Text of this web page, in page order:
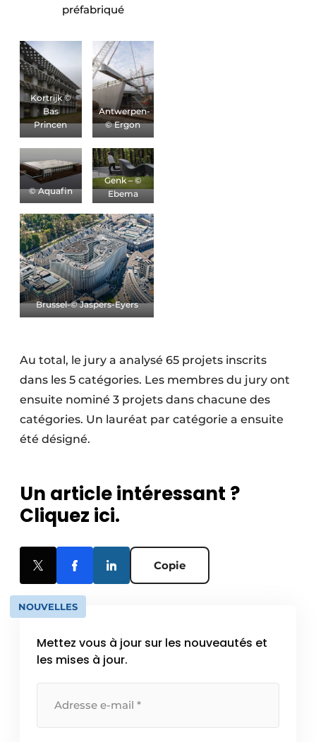
préfabriqué
Kortrijk ©
Bas
Princen
Antwerpen-
© Ergon
© Aquafin
Genk – ©
Ebema
Brussel-© Jaspers-Eyers
Au total, le jury a analysé 65 projets inscrits
dans les 5 catégories. Les membres du jury ont
ensuite nominé 3 projets dans chacune des
catégories. Un lauréat par catégorie a ensuite
été désigné.
Un article intéressant ?
Cliquez ici.
Copie
NOUVELLES
Mettez vous à jour sur les nouveautés et
les mises à jour.